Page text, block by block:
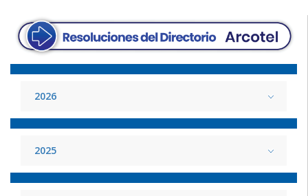
2026
2025